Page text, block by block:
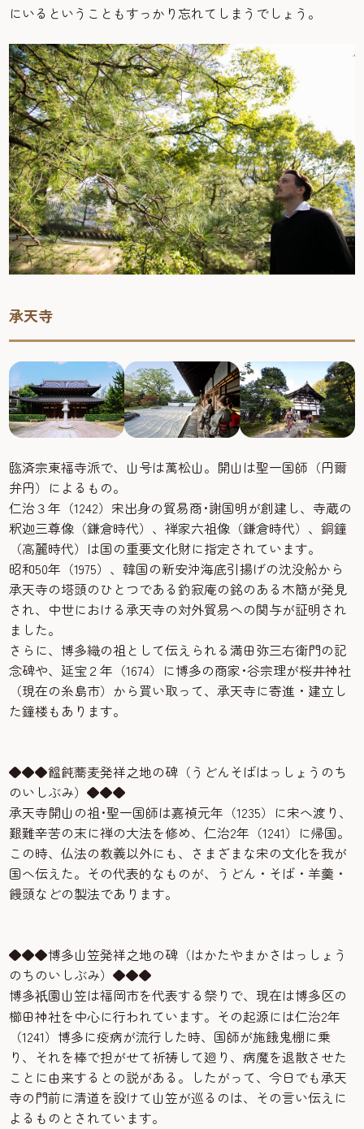
にいるということもすっかり忘れてしまうでしょう。
承天寺
臨済宗東福寺派で、山号は萬松山。開山は聖一国師（円爾
弁円）によるもの。
仁治３年（1242）宋出身の貿易商･謝国明が創建し、寺蔵の
釈迦三尊像（鎌倉時代）、禅家六祖像（鎌倉時代）、銅鐘
（高麗時代）は国の重要文化財に指定されています。
昭和50年（1975）、韓国の新安沖海底引揚げの沈没船から
承天寺の塔頭のひとつである釣寂庵の銘のある木簡が発見
され、中世における承天寺の対外貿易への関与が証明され
ました。
さらに、博多織の祖として伝えられる満田弥三右衛門の記
念碑や、延宝２年（1674）に博多の商家･谷宗理が桜井神社
（現在の糸島市）から買い取って、承天寺に寄進・建立し
た鐘楼もあります。
◆◆◆饂飩蕎麦発祥之地の碑（うどんそばはっしょうのち
のいしぶみ）◆◆◆
承天寺開山の祖･聖一国師は嘉禎元年（1235）に宋へ渡り、
艱難辛苦の末に禅の大法を修め、仁治2年（1241）に帰国。
この時、仏法の教義以外にも、さまざまな宋の文化を我が
国へ伝えた。その代表的なものが、うどん・そば・羊羹・
饅頭などの製法であります。
◆◆◆博多山笠発祥之地の碑（はかたやまかさはっしょう
のちのいしぶみ）◆◆◆
博多祇園山笠は福岡市を代表する祭りで、現在は博多区の
櫛田神社を中心に行われています。その起源には仁治2年
（1241）博多に疫病が流行した時、国師が施餓鬼棚に乗
り、それを棒で担がせて祈祷して廻り、病魔を退散させた
ことに由来するとの説がある。したがって、今日でも承天
寺の門前に清道を設けて山笠が巡るのは、その言い伝えに
よるものとされています。